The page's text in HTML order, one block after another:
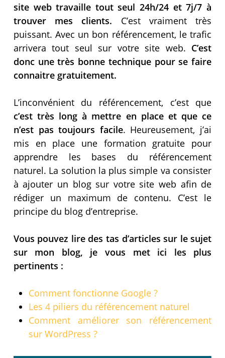
site web travaille tout seul 24h/24 et 7j/7 à
trouver mes clients. C’est vraiment très
puissant. Avec un bon référencement, le trafic
arrivera tout seul sur votre site web. C’est
donc une très bonne technique pour se faire
connaitre gratuitement.
L’inconvénient du référencement, c’est que
c’est très long à mettre en place et que ce
n’est pas toujours facile. Heureusement, j’ai
mis en place une formation gratuite pour
apprendre les bases du référencement
naturel. La solution la plus simple va consister
à ajouter un blog sur votre site web afin de
rédiger un maximum de contenu. C’est le
principe du blog d’entreprise.
Vous pouvez lire des tas d’articles sur le sujet
sur mon blog, je vous met ici les plus
pertinents :
Comment fonctionne Google ?
Les 4 piliers du référencement naturel
Comment améliorer son référencement
sur WordPress ?